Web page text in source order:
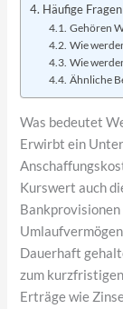
Häufige
Gehören
Wie
Wie
Ähnliche
Was bedeutet
Erwirbt ein
Kurswert auch
Bankprovisionen
Dauerhaft
zum
Erträge wie